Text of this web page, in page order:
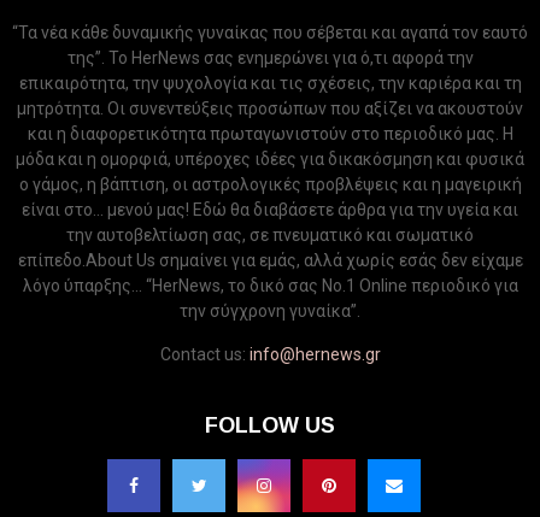
“Τα νέα κάθε δυναμικής γυναίκας που σέβεται και αγαπά τον εαυτό
της”. Το HerNews σας ενημερώνει για ό,τι αφορά την
επικαιρότητα, την ψυχολογία και τις σχέσεις, την καριέρα και τη
μητρότητα. Οι συνεντεύξεις προσώπων που αξίζει να ακουστούν
και η διαφορετικότητα πρωταγωνιστούν στο περιοδικό μας. Η
μόδα και η ομορφιά, υπέροχες ιδέες για δικακόσμηση και φυσικά
ο γάμος, η βάπτιση, οι αστρολογικές προβλέψεις και η μαγειρική
είναι στο... μενού μας! Εδώ θα διαβάσετε άρθρα για την υγεία και
την αυτοβελτίωση σας, σε πνευματικό και σωματικό
επίπεδο.About Us σημαίνει για εμάς, αλλά χωρίς εσάς δεν είχαμε
λόγο ύπαρξης... “HerNews, το δικό σας Νo.1 Online περιοδικό για
την σύγχρονη γυναίκα”.
Contact us: info@hernews.gr
FOLLOW US